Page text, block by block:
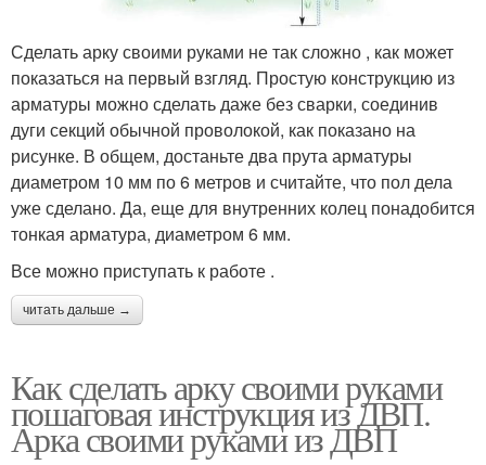
Сделать арку своими руками не так сложно , как может
показаться на первый взгляд. Простую конструкцию из
арматуры можно сделать даже без сварки, соединив
дуги секций обычной проволокой, как показано на
рисунке. В общем, достаньте два прута арматуры
диаметром 10 мм по 6 метров и считайте, что пол дела
уже сделано. Да, еще для внутренних колец понадобится
тонкая арматура, диаметром 6 мм.
Все можно приступать к работе .
читать дальше →
Как сделать арку своими руками
пошаговая инструкция из ДВП.
Арка своими руками из ДВП